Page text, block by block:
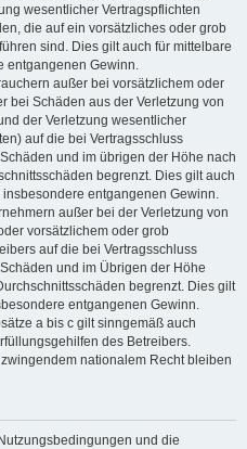
wesentlicher Vertragspflichten
die auf ein vorsätzliches oder grob
sind. Dies gilt auch für mittelbare
entgangenen Gewinn.
außer bei vorsätzlichem oder
bei Schäden aus der Verletzung von
der Verletzung wesentlicher
auf die bei Vertragsschluss
und im übrigen der Höhe nach
begrenzt. Dies gilt auch
entgangenen Gewinn.
außer bei der Verletzung von
vorsätzlichem oder grob
auf die bei Vertragsschluss
und im Übrigen der Höhe
begrenzt. Dies gilt
entgangenen Gewinn.
a bis c gilt sinngemäß auch
des Betreibers.
nationalem Recht bleiben
und die